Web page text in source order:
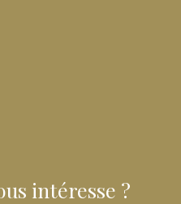
intéresse ?